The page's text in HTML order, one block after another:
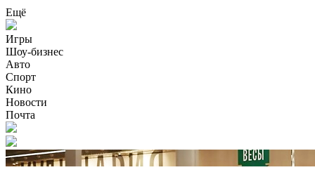
Ещё
Игры
Шоу-бизнес
Авто
Спорт
Кино
Новости
Почта